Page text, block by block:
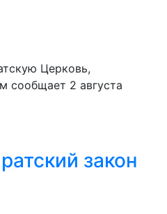
Церковь,
сообщает 2 августа
закон